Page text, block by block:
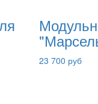
23 700 руб